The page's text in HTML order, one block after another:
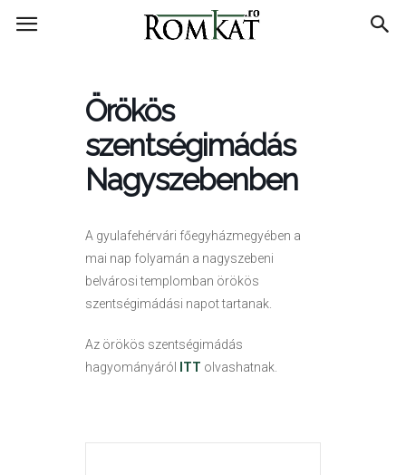
RomKat.ro
Örökös
szentségimádás
Nagyszebenben
A gyulafehérvári főegyházmegyében a
mai nap folyamán a nagyszebeni
belvárosi templomban örökös
szentségimádási napot tartanak.
Az örökös szentségimádás
hagyományáról
ITT olvashatnak.